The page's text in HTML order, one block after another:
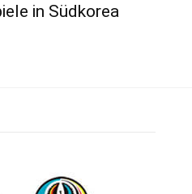
in Südkorea